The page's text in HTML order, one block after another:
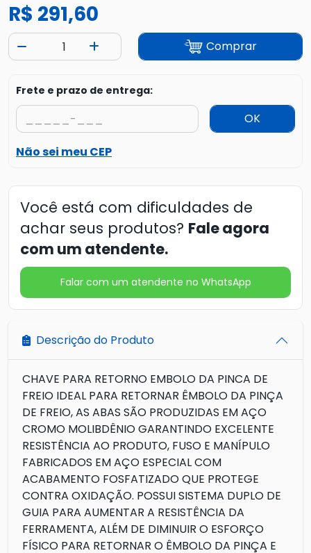
R$ 291,60
Comprar
Frete e prazo de entrega:
OK
Não sei meu CEP
Você está com dificuldades de
achar seus produtos? Fale agora
com um atendente.
Falar com um atendente no WhatsApp
Descrição do Produto
CHAVE PARA RETORNO EMBOLO DA PINCA DE
FREIO IDEAL PARA RETORNAR ÊMBOLO DA PINÇA
DE FREIO, AS ABAS SÃO PRODUZIDAS EM AÇO
CROMO MOLIBDÊNIO GARANTINDO EXCELENTE
RESISTÊNCIA AO PRODUTO, FUSO E MANÍPULO
FABRICADOS EM AÇO ESPECIAL COM
ACABAMENTO FOSFATIZADO QUE PROTEGE
CONTRA OXIDAÇÃO. POSSUI SISTEMA DUPLO DE
GUIA PARA AUMENTAR A RESISTÊNCIA DA
FERRAMENTA, ALÉM DE DIMINUIR O ESFORÇO
FÍSICO PARA RETORNAR O ÊMBOLO DA PINÇA E